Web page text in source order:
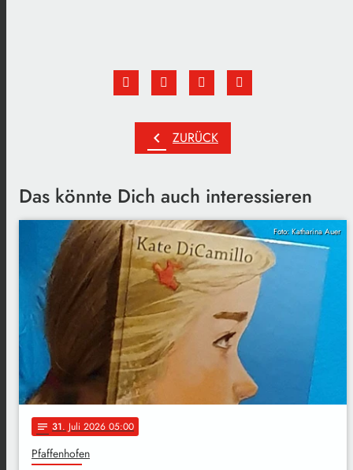
chevron_left ZURÜCK
Das könnte Dich auch interessieren
Foto: Katharina Auer
notes 31. Juli 2026 05:00
Pfaffenhofen